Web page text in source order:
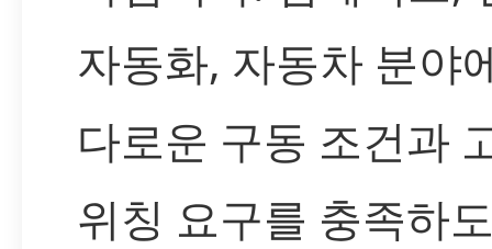
자동화, 자동차 분야
다로운 구동 조건과
위칭 요구를 충족하